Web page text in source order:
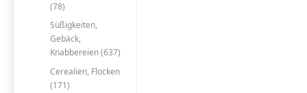
(78)
Süßigkeiten,
Gebäck,
Knabbereien (637)
Cerealien, Flocken
(171)